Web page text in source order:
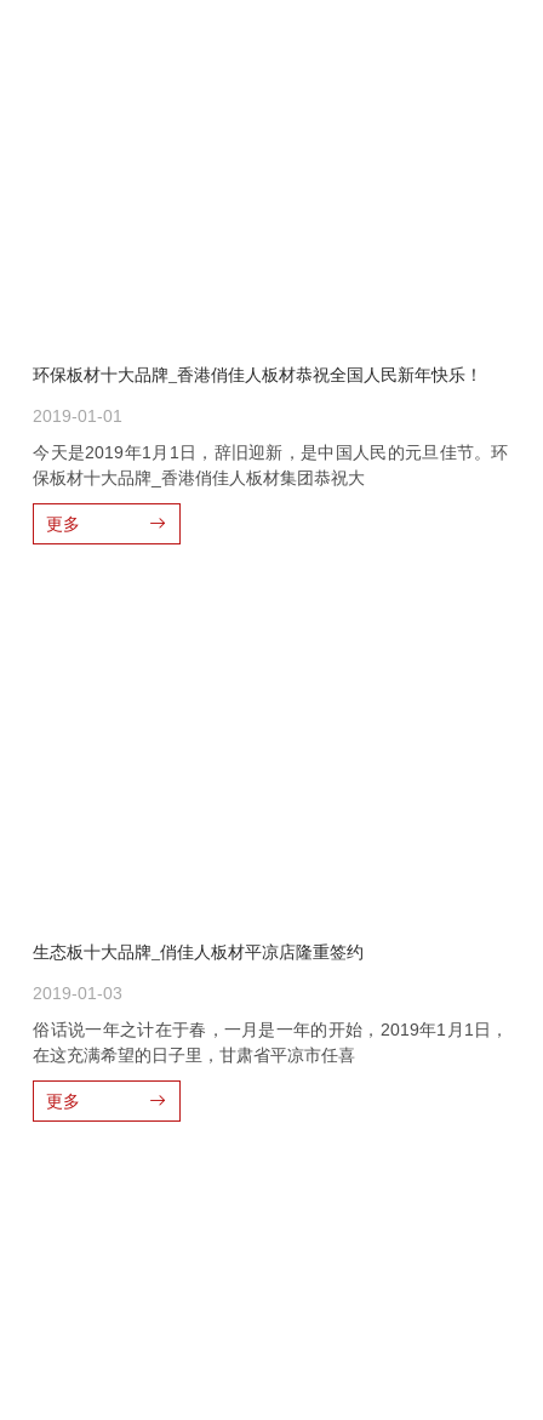
环保板材十大品牌_香港俏佳人板材恭祝全国人民新年快乐！
2019-01-01
今天是2019年1月1日，辞旧迎新，是中国人民的元旦佳节。环
保板材十大品牌_香港俏佳人板材集团恭祝大
更多
生态板十大品牌_俏佳人板材平凉店隆重签约
2019-01-03
俗话说一年之计在于春，一月是一年的开始，2019年1月1日，
在这充满希望的日子里，甘肃省平凉市任喜
更多